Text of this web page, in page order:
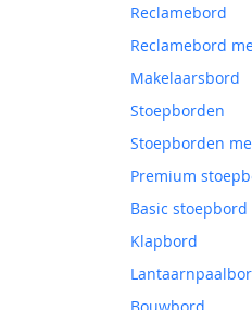
Reclamebord
Reclamebord
Makelaarsbord
Stoepborden
Stoepborden
Premium
Basic
Klapbord